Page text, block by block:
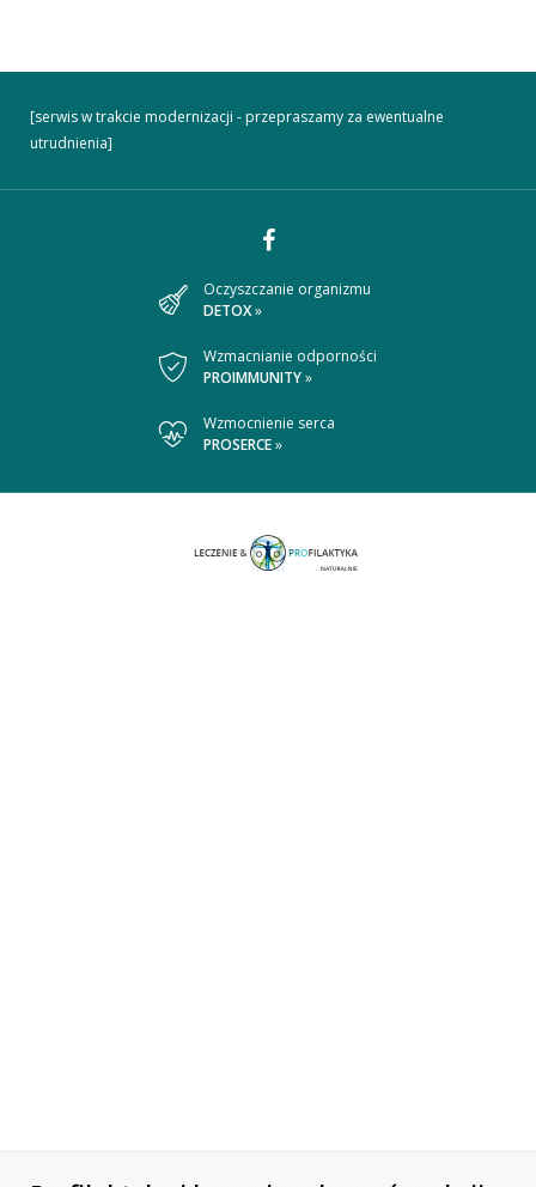
[serwis w trakcie modernizacji - przepraszamy za ewentualne
utrudnienia]
Dołącz
nas
Facebooku
Oczyszczanie organizmu
DETOX»
Wzmacnianie odporności
PROIMMUNITY»
Wzmocnienie serca
PROSERCE»